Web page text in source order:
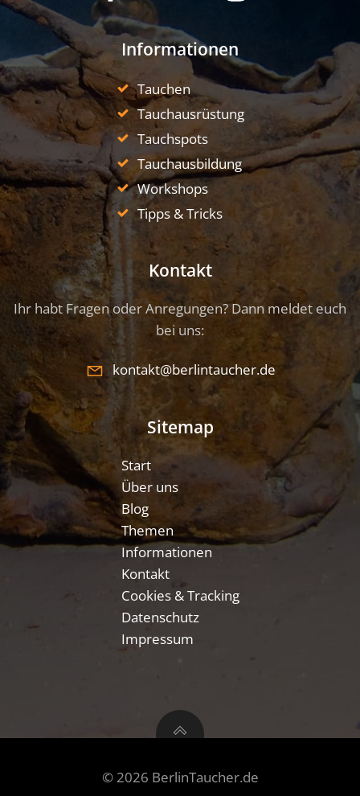
Informationen
Tauchen
Tauchausrüstung
Tauchspots
Tauchausbildung
Workshops
Tipps & Tricks
Kontakt
Ihr habt Fragen oder Anregungen? Dann meldet euch
bei uns:
kontakt@berlintaucher.de
Sitemap
Start
Über uns
Blog
Themen
Informationen
Kontakt
Cookies & Tracking
Datenschutz
Impressum
© 2026 BerlinTaucher.de